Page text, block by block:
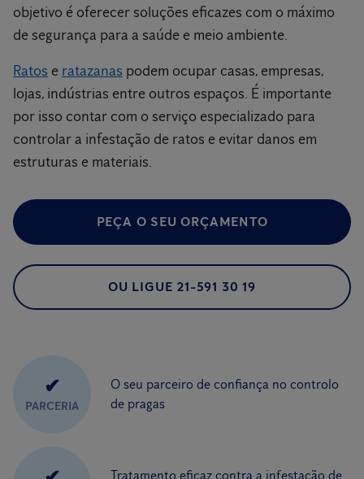
objetivo é oferecer soluções eficazes com o máximo
de segurança para a saúde e meio ambiente.
Ratos e ratazanas podem ocupar casas, empresas,
lojas, indústrias entre outros espaços. É importante
por isso contar com o serviço especializado para
controlar a infestação de ratos e evitar danos em
estruturas e materiais.
PEÇA O SEU ORÇAMENTO
OU LIGUE 21-591 30 19
✔
PARCERIA
O seu parceiro de confiança no controlo
de pragas
Tratamento eficaz contra a infestação de